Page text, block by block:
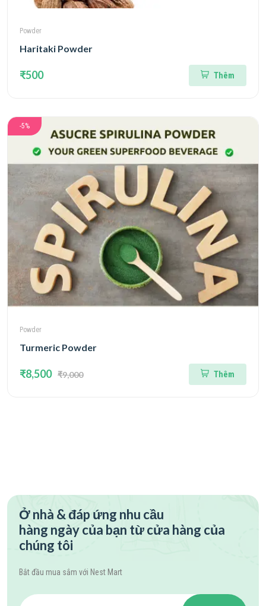
Powder
Haritaki Powder
₹500 Thêm
-5%
Powder
Turmeric Powder
₹8,500 ₹9,000 Thêm
Ở nhà & đáp ứng nhu cầu
hàng ngày của bạn từ cửa hàng của
chúng tôi
Bắt đầu mua sắm với Nest Mart